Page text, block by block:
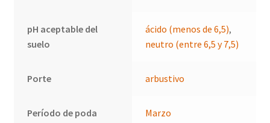
pH aceptable del
suelo
ácido (menos de 6,5),
neutro (entre 6,5 y 7,5)
Porte arbustivo
Período de poda Marzo